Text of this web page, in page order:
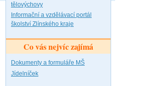
tělovýchovy
Informační a vzdělávací portál
školství Zlínského kraje
Co vás nejvíc zajímá
Dokumenty a formuláře MŠ
Jídelníček